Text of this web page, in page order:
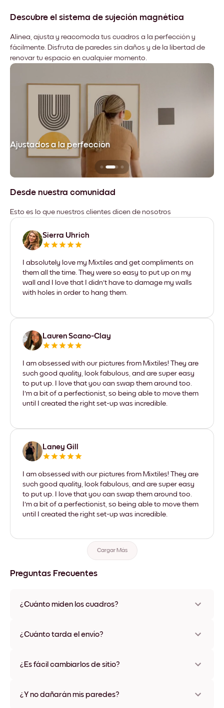
Descubre el sistema de sujeción magnética
Alinea, ajusta y reacomoda tus cuadros a la perfección y
fácilmente. Disfruta de paredes sin daños y de la libertad de
renovar tu espacio en cualquier momento.
Ajustados a la perfección
Desde nuestra comunidad
Esto es lo que nuestros clientes dicen de nosotros
Sierra Uhrich
I absolutely love my Mixtiles and get compliments on
them all the time. They were so easy to put up on my
wall and I love that I didn't have to damage my walls
with holes in order to hang them.
Lauren Scano-Clay
I am obsessed with our pictures from Mixtiles! They are
such good quality, look fabulous, and are super easy
to put up. I love that you can swap them around too.
I'm a bit of a perfectionist, so being able to move them
until I created the right set-up was incredible.
Laney Gill
I am obsessed with our pictures from Mixtiles! They are
such good quality, look fabulous, and are super easy
to put up. I love that you can swap them around too.
I'm a bit of a perfectionist, so being able to move them
until I created the right set-up was incredible.
Cargar Más
Preguntas Frecuentes
¿Cuánto miden los cuadros?
varios materiales y colores de marco, incluidas opciones sin
¿Cuánto tarda el envío?
disponibles en algunos países. Te enviaremos un número de
¿Es fácil cambiarlos de sitio?
ningún daño
¿Y no dañarán mis paredes?